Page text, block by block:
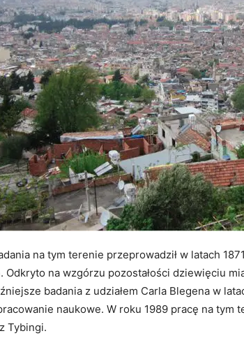
na tym terenie przeprowadził w latach
Odkryto na wzgórzu pozostałości dziewięciu
badania z udziałem Carla Blegena w
naukowe. W roku 1989 pracę na tym
Tybingi.